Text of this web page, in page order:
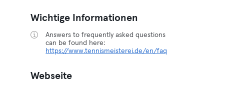
Wichtige Informationen
Answers to frequently asked questions
can be found here:
https://www.tennismeisterei.de/en/faq
Webseite